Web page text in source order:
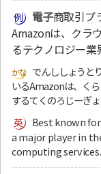
電子商取引プ
Amazonは、クラ
るテクノロジー業
でんししょうと
いるAmazonは、く
するてくのろじーぎ
Best known
a major player in
computing services.